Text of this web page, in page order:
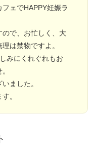
ェでHAPPY妊娠ラ
で、お忙しく、大
は禁物ですよ。
みにくれぐれもお
ました。
。